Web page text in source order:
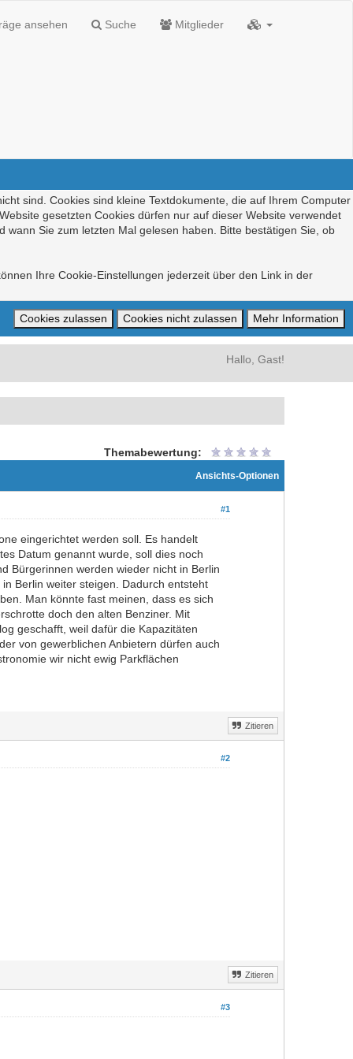
ansehen Suche Mitglieder
sind. Cookies sind kleine Textdokumente, die auf Ihrem Computer
gesetzten Cookies dürfen nur auf dieser Website verwendet
Sie zum letzten Mal gelesen haben. Bitte bestätigen Sie, ob
Ihre Cookie-Einstellungen jederzeit über den Link in der
Hallo, Gast!
Themabewertung:
Ansichts-Optionen
#1
eingerichtet werden soll. Es handelt
Datum genannt wurde, soll dies noch
Bürgerinnen werden wieder nicht in Berlin
Berlin weiter steigen. Dadurch entsteht
Man könnte fast meinen, dass es sich
doch den alten Benziner. Mit
geschafft, weil dafür die Kapazitäten
von gewerblichen Anbietern dürfen auch
wir nicht ewig Parkflächen
Zitieren
#2
Zitieren
#3